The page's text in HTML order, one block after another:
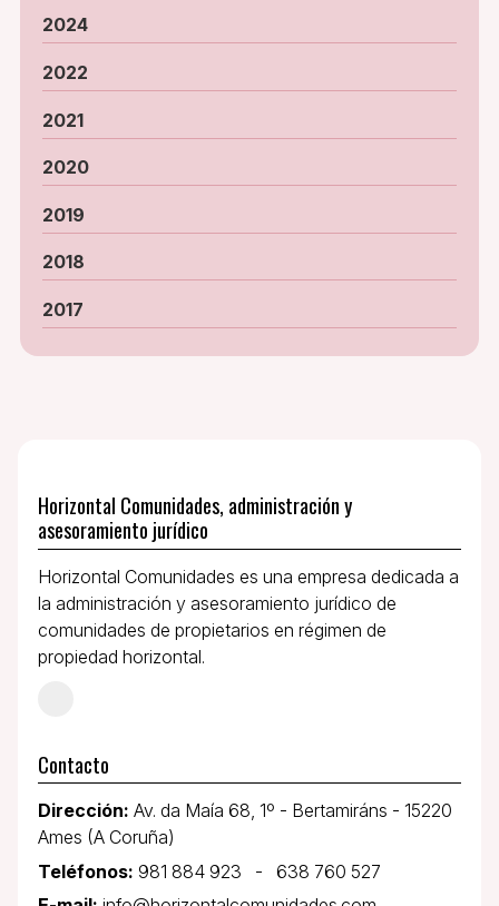
2024
2022
2021
2020
2019
2018
2017
Horizontal Comunidades, administración y
asesoramiento jurídico
Horizontal Comunidades es una empresa dedicada a
la administración y asesoramiento jurídico de
comunidades de propietarios en régimen de
propiedad horizontal.
Contacto
Dirección: Av. da Maía 68, 1º - Bertamiráns - 15220
Ames (A Coruña)
Teléfonos: 981 884 923 -
638 760 527